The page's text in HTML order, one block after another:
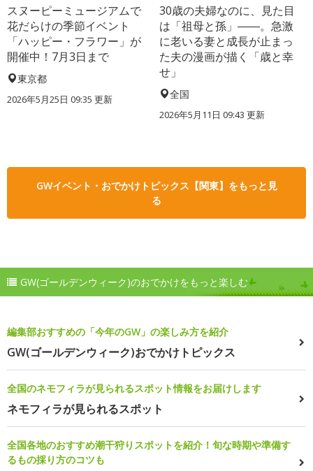
スヌーピーミュージアムで
花だらけの季節イベント
「ハッピー・フラワー」が
開催中！7月3日まで
東京都
2026年5月25日 09:35 更新
30歳の夫婦なのに、見た目
は「祖母と孫」――。急激
に老いる妻と成長が止まっ
た夫の漫画が描く「歳と幸
せ」
全国
2026年5月11日 09:43 更新
GWイベント・おでかけトピックス【関東】をもっと見
る
GW(ゴールデンウィーク)のおでかけをもっと楽しむ
編集部おすすめの「今年のGW」の楽しみ方を紹介
GW(ゴールデンウィーク)おでかけトピックス
全国のネモフィラが見られるスポット情報をお届けします
ネモフィラが見られるスポット
全国各地のおすすめ潮干狩りスポットを紹介！旬な時期や準備す
るもの採り方のコツも